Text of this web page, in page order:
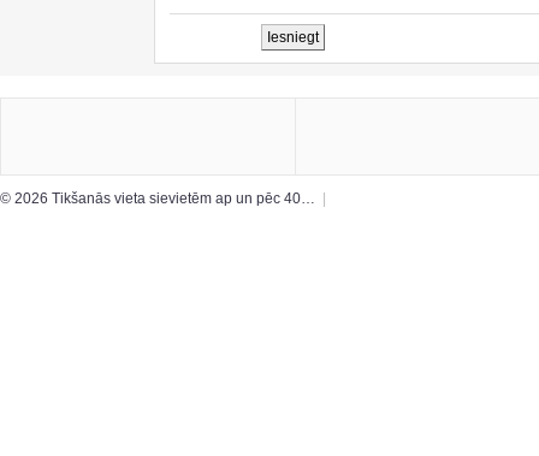
© 2026 Tikšanās vieta sievietēm ap un pēc 40…